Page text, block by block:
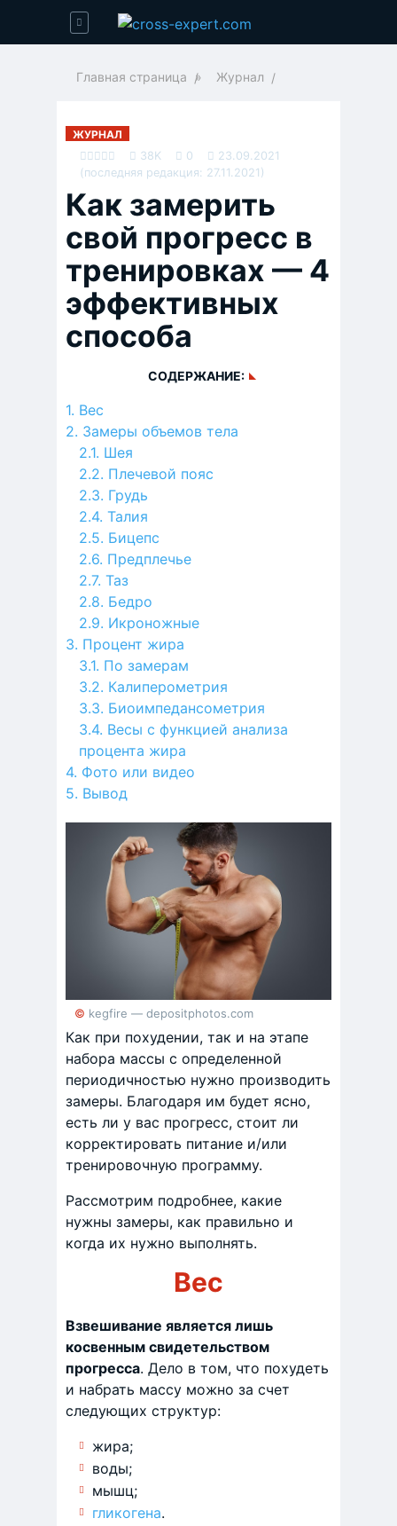
Главная страница » Журнал
ЖУРНАЛ
38K
0
23.09.2021
(последняя редакция: 27.11.2021)
Как замерить
свой прогресс в
тренировках — 4
эффективных
способа
СОДЕРЖАНИЕ:
Вес
Замеры объемов тела
Шея
Плечевой пояс
Грудь
Талия
Бицепс
Предплечье
Таз
Бедро
Икроножные
Процент жира
По замерам
Калиперометрия
Биоимпедансометрия
Весы с функцией анализа
процента жира
Фото или видео
Вывод
© kegfire — depositphotos.com
Как при похудении, так и на этапе
набора массы с определенной
периодичностью нужно производить
замеры. Благодаря им будет ясно,
есть ли у вас прогресс, стоит ли
корректировать питание и/или
тренировочную программу.
Рассмотрим подробнее, какие
нужны замеры, как правильно и
когда их нужно выполнять.
Вес
Взвешивание является лишь
косвенным свидетельством
прогресса. Дело в том, что похудеть
и набрать массу можно за счет
следующих структур:
жира;
воды;
мышц;
гликогена.